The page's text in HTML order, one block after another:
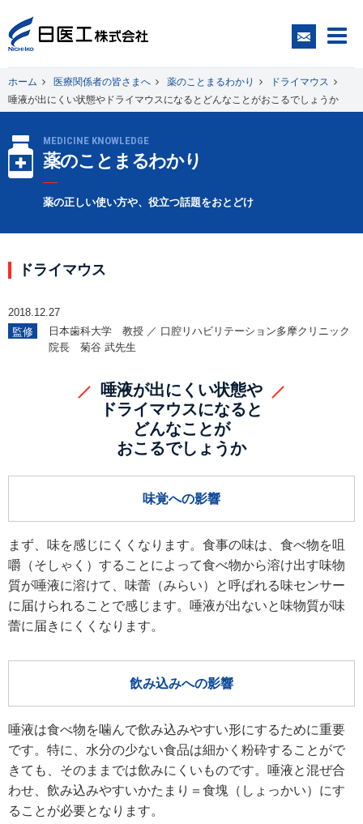
医療関係者の皆さまへ
CSR
採用情報
から探す
選択してください
新製品 オンコロジー
クリア
Japanese English
ホーム 医療関係者の皆さまへ 薬のことまるわかり
ドライマウス
唾液が出にくい状態やドライマウスになるとどんなことがおこるでしょうか
MEDICINE KNOWLEDGE
薬のことまるわかり
薬の正しい使い方や、役立つ話題をおとどけ
ドライマウス
2018.12.27
監修
日本歯科大学 教授 ／ 口腔リハビリテーション多摩クリニック
院長 菊谷 武先生
唾液が出にくい状態や
ドライマウスになると
どんなことが
おこるでしょうか
味覚への影響
まず、味を感じにくくなります。食事の味は、食べ物を咀
嚼（そしゃく）することによって食べ物から溶け出す味物
質が唾液に溶けて、味蕾（みらい）と呼ばれる味センサー
に届けられることで感じます。唾液が出ないと味物質が味
蕾に届きにくくなります。
飲み込みへの影響
唾液は食べ物を噛んで飲み込みやすい形にするために重要
です。特に、水分の少ない食品は細かく粉砕することがで
きても、そのままでは飲みにくいものです。唾液と混ぜ合
わせ、飲み込みやすいかたまり＝食塊（しょっかい）にす
ることが必要となります。